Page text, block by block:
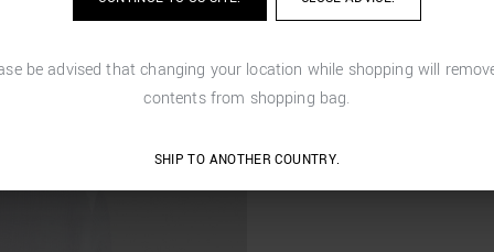
be advised that changing your location while shopping will
contents from shopping bag.
SHIP TO ANOTHER COUNTRY.